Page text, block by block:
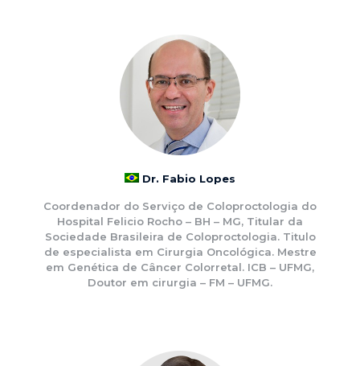
Dr. Fabio Lopes
Coordenador do Serviço de Coloproctologia do
Hospital Felicio Rocho – BH – MG, Titular da
Sociedade Brasileira de Coloproctologia. Titulo
de especialista em Cirurgia Oncológica. Mestre
em Genética de Câncer Colorretal. ICB – UFMG,
Doutor em cirurgia – FM – UFMG.